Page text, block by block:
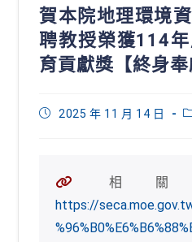
賀本院地理環境
聘教授榮獲114
育貢獻獎【終身奉
Post2025 年 11 月 14 日
相關
https://